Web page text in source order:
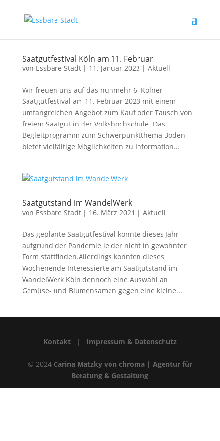
Saatgutfestival Köln am 11. Februar
von Essbare Stadt| 11. Januar 2023 | Aktuell
Wir freuen uns auf das nunmehr 6. Kölner
Saatgutfestival am 11. Februar 2023 mit einem
umfangreichen Angebot zum Kauf oder Tausch von
freiem Saatgut in der Volkshochschule. Das
Begleitprogramm zum Schwerpunktthema Boden
bietet vielfältige Möglichkeiten zu Information...
Saatgutstand im WandelWerk
von Essbare Stadt| 16. März 2021 | Aktuell
Das geplante Saatgutfestival konnte dieses Jahr
aufgrund der Pandemie leider nicht in gewohnter
Form stattfinden.Allerdings konnten dieses
Wochenende Interessierte am Saatgutstand im
WandelWerk Köln dennoch eine Auswahl an
Gemüse- und Blumensamen gegen eine kleine...
Kontakt | Impressum & Datenschutz
© 2024 Carina Matzky von chroma | Agentur für
Beratung & Gestaltung